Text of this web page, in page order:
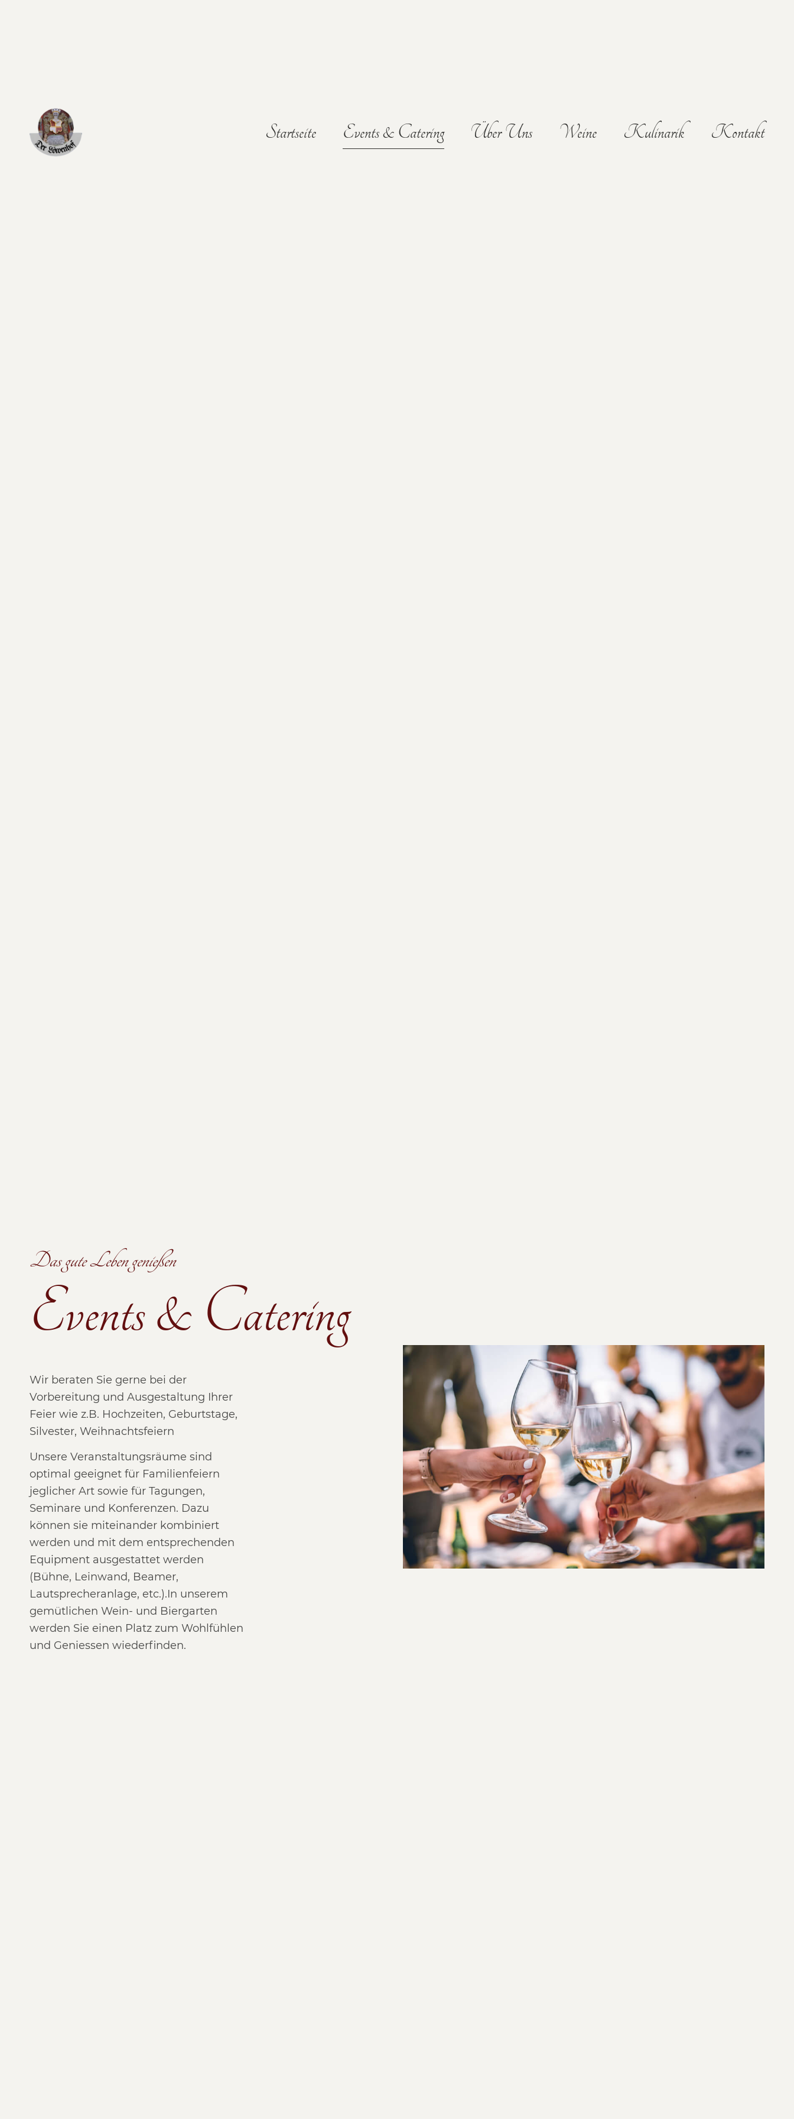
Startseite Events & Catering Über Uns Weine Kulinarik Kontakt
Das gute Leben genießen
Events & Catering
Wir beraten Sie gerne bei der
Vorbereitung und Ausgestaltung Ihrer
Feier wie z.B. Hochzeiten, Geburtstage,
Silvester, Weihnachtsfeiern
Unsere Veranstaltungsräume sind
optimal geeignet für Familienfeiern
jeglicher Art sowie für Tagungen,
Seminare und Konferenzen. Dazu
können sie miteinander kombiniert
werden und mit dem entsprechenden
Equipment ausgestattet werden
(Bühne, Leinwand, Beamer,
Lautsprecheranlage, etc.).In unserem
gemütlichen Wein- und Biergarten
werden Sie einen Platz zum Wohlfühlen
und Geniessen wiederfinden.